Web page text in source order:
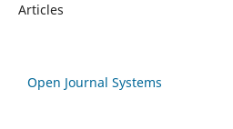
Articles
Open Journal Systems